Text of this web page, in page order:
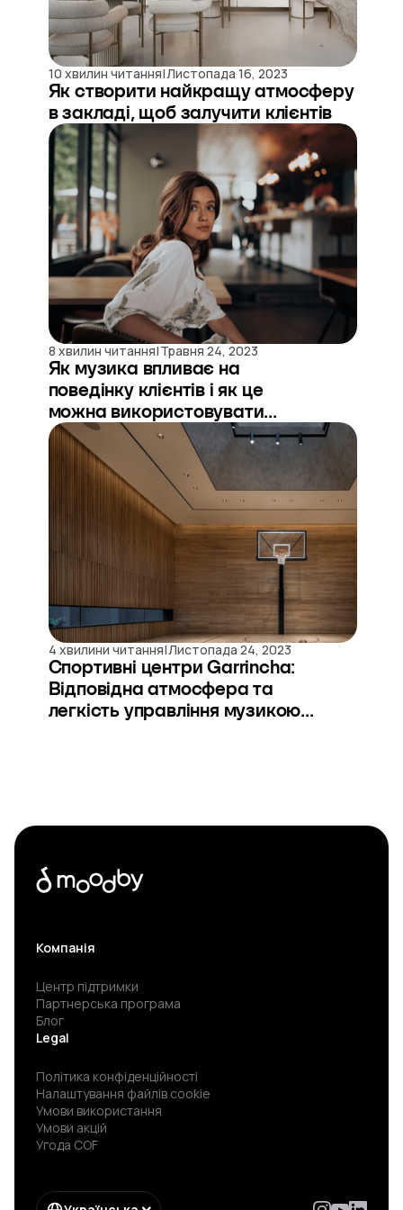
10 хвилин читання|Листопада 16, 2023
Як створити найкращу атмосферу
в закладі, щоб залучити клієнтів
8 хвилин читання|Травня 24, 2023
Як музика впливає на
поведінку клієнтів і як це
можна використовувати...
4 хвилини читання|Листопада 24, 2023
Спортивні центри Garrincha:
Відповідна атмосфера та
легкість управління музикою...
Компанія
Центр підтримки
Партнерська програма
Блог
Legal
Політика конфіденційності
Налаштування файлів cookie
Умови використання
Умови акцій
Угода COF